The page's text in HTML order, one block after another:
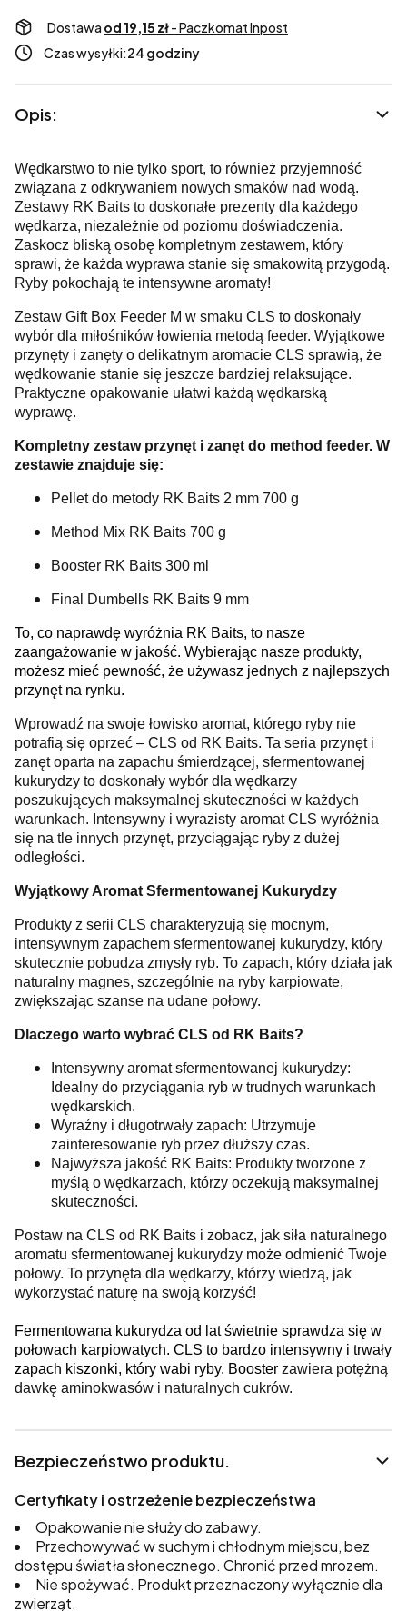
Dostawa od 19,15 zł- Paczkomat Inpost
Czas wysyłki:24 godziny
Opis:
Wędkarstwo to nie tylko sport, to również przyjemność
związana z odkrywaniem nowych smaków nad wodą.
Zestawy RK Baits to doskonałe prezenty dla każdego
wędkarza, niezależnie od poziomu doświadczenia.
Zaskocz bliską osobę kompletnym zestawem, który
sprawi, że każda wyprawa stanie się smakowitą przygodą.
Ryby pokochają te intensywne aromaty!
Zestaw Gift Box Feeder M w smaku CLS to doskonały
wybór dla miłośników łowienia metodą feeder. Wyjątkowe
przynęty i zanęty o delikatnym aromacie CLS sprawią, że
wędkowanie stanie się jeszcze bardziej relaksujące.
Praktyczne opakowanie ułatwi każdą wędkarską
wyprawę.
Kompletny zestaw przynęt i zanęt do method feeder. W
zestawie znajduje się:
Pellet do metody RK Baits 2 mm 700 g
Method Mix RK Baits 700 g
Booster RK Baits 300 ml
Final Dumbells RK Baits 9 mm
To, co naprawdę wyróżnia RK Baits, to nasze
zaangażowanie w jakość. Wybierając nasze produkty,
możesz mieć pewność, że używasz jednych z najlepszych
przynęt na rynku.
Wprowadź na swoje łowisko aromat, którego ryby nie
potrafią się oprzeć – CLS od RK Baits. Ta seria przynęt i
zanęt oparta na zapachu śmierdzącej, sfermentowanej
kukurydzy to doskonały wybór dla wędkarzy
poszukujących maksymalnej skuteczności w każdych
warunkach. Intensywny i wyrazisty aromat CLS wyróżnia
się na tle innych przynęt, przyciągając ryby z dużej
odległości.
Wyjątkowy Aromat Sfermentowanej Kukurydzy
Produkty z serii CLS charakteryzują się mocnym,
intensywnym zapachem sfermentowanej kukurydzy, który
skutecznie pobudza zmysły ryb. To zapach, który działa jak
naturalny magnes, szczególnie na ryby karpiowate,
zwiększając szanse na udane połowy.
Dlaczego warto wybrać CLS od RK Baits?
Intensywny aromat sfermentowanej kukurydzy:
Idealny do przyciągania ryb w trudnych warunkach
wędkarskich.
Wyraźny i długotrwały zapach: Utrzymuje
zainteresowanie ryb przez dłuższy czas.
Najwyższa jakość RK Baits: Produkty tworzone z
myślą o wędkarzach, którzy oczekują maksymalnej
skuteczności.
Postaw na CLS od RK Baits i zobacz, jak siła naturalnego
aromatu sfermentowanej kukurydzy może odmienić Twoje
połowy. To przynęta dla wędkarzy, którzy wiedzą, jak
wykorzystać naturę na swoją korzyść!
Fermentowana kukurydza od lat świetnie sprawdza się w
połowach karpiowatych. CLS to bardzo intensywny i trwały
zapach kiszonki, który wabi ryby. Booster zawiera potężną
dawkę aminokwasów i naturalnych cukrów.
Bezpieczeństwo produktu.
Certyfikaty i ostrzeżenie bezpieczeństwa
Opakowanie nie służy do zabawy.
Przechowywać w suchym i chłodnym miejscu, bez
dostępu światła słonecznego. Chronić przed mrozem.
Nie spożywać. Produkt przeznaczony wyłącznie dla
zwierząt.